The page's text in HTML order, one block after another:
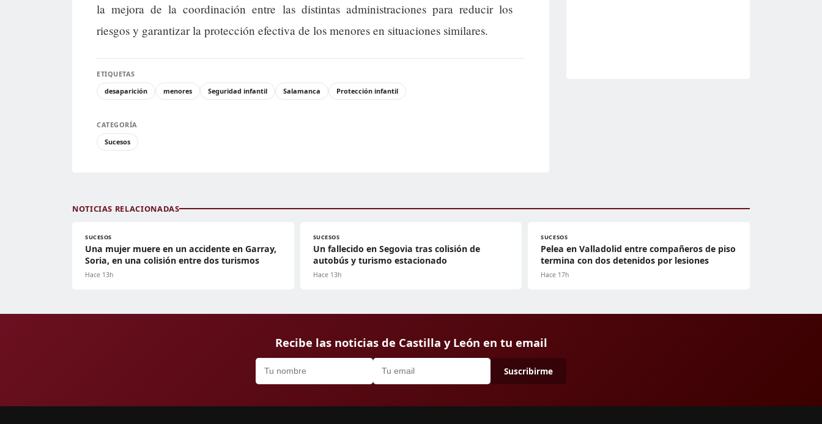
la mejora de la coordinación entre las distintas administraciones para reducir los
riesgos y garantizar la protección efectiva de los menores en situaciones similares.
ETIQUETAS
desaparición
menores Seguridad infantil Salamanca Protección infantil
CATEGORÍA
Sucesos
NOTICIAS RELACIONADAS
SUCESOS
Una mujer muere en un accidente en Garray,
Soria, en una colisión entre dos turismos
Hace 13h
SUCESOS
Un fallecido en Segovia tras colisión de
autobús y turismo estacionado
Hace 13h
SUCESOS
Pelea en Valladolid entre compañeros de piso
termina con dos detenidos por lesiones
Hace 17h
Recibe las noticias de Castilla y León en tu email
Suscribirme